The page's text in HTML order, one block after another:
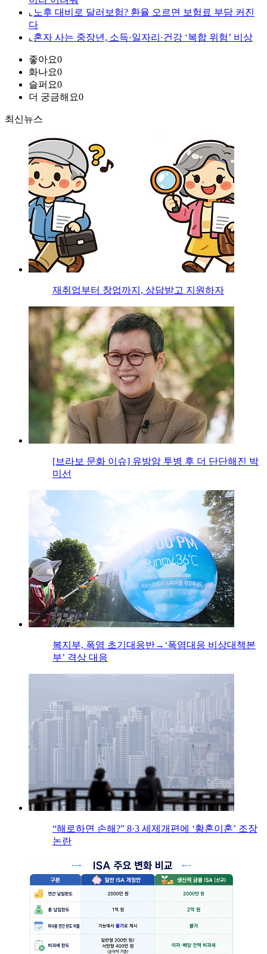
⌞ 노후 대비로 달러보험? 환율 오르면 보험료 부담 커진
다
⌞ 혼자 사는 중장년, 소득·일자리·건강 ‘복합 위험’ 비상
좋아요0
화나요0
슬퍼요0
더 궁금해요0
최신뉴스
재취업부터 창업까지, 상담받고 지원하자
[브라보 문화 이슈] 유방암 투병 후 더 단단해진 박
미선
복지부, 폭염 초기대응반→‘폭염대응 비상대책본
부’ 격상 대응
“해로하면 손해?” 8·3 세제개편에 ‘황혼이혼’ 조장
논란